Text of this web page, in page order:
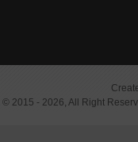
© 2015 - 2026, All Right